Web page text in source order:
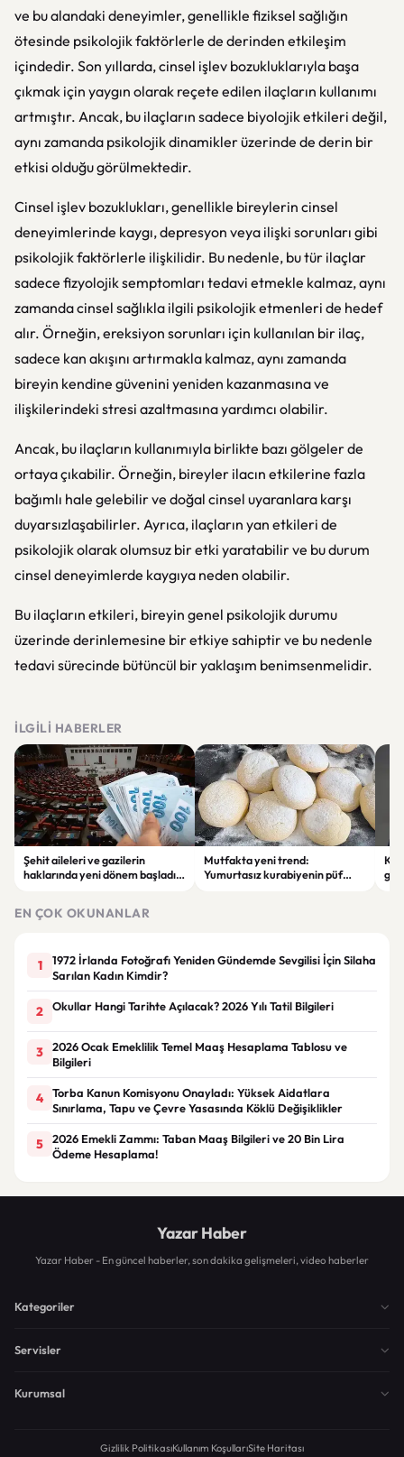
ve bu alandaki deneyimler, genellikle fiziksel sağlığın
ötesinde psikolojik faktörlerle de derinden etkileşim
içindedir. Son yıllarda, cinsel işlev bozukluklarıyla başa
çıkmak için yaygın olarak reçete edilen ilaçların kullanımı
artmıştır. Ancak, bu ilaçların sadece biyolojik etkileri değil,
aynı zamanda psikolojik dinamikler üzerinde de derin bir
etkisi olduğu görülmektedir.
Cinsel işlev bozuklukları, genellikle bireylerin cinsel
deneyimlerinde kaygı, depresyon veya ilişki sorunları gibi
psikolojik faktörlerle ilişkilidir. Bu nedenle, bu tür ilaçlar
sadece fizyolojik semptomları tedavi etmekle kalmaz, aynı
zamanda cinsel sağlıkla ilgili psikolojik etmenleri de hedef
alır. Örneğin, ereksiyon sorunları için kullanılan bir ilaç,
sadece kan akışını artırmakla kalmaz, aynı zamanda
bireyin kendine güvenini yeniden kazanmasına ve
ilişkilerindeki stresi azaltmasına yardımcı olabilir.
Ancak, bu ilaçların kullanımıyla birlikte bazı gölgeler de
ortaya çıkabilir. Örneğin, bireyler ilacın etkilerine fazla
bağımlı hale gelebilir ve doğal cinsel uyaranlara karşı
duyarsızlaşabilirler. Ayrıca, ilaçların yan etkileri de
psikolojik olarak olumsuz bir etki yaratabilir ve bu durum
cinsel deneyimlerde kaygıya neden olabilir.
Bu ilaçların etkileri, bireyin genel psikolojik durumu
üzerinde derinlemesine bir etkiye sahiptir ve bu nedenle
tedavi sürecinde bütüncül bir yaklaşım benimsenmelidir.
İLGILI HABERLER
Şehit aileleri ve gazilerin
haklarında yeni dönem başladı:
Mutfakta yeni trend:
Yumurtasız kurabiyenin püf
EN ÇOK OKUNANLAR
1
1972 İrlanda Fotoğrafı Yeniden Gündemde Sevgilisi İçin Silaha
Sarılan Kadın Kimdir?
2 Okullar Hangi Tarihte Açılacak? 2026 Yılı Tatil Bilgileri
3
2026 Ocak Emeklilik Temel Maaş Hesaplama Tablosu ve
Bilgileri
4
Torba Kanun Komisyonu Onayladı: Yüksek Aidatlara
Sınırlama, Tapu ve Çevre Yasasında Köklü Değişiklikler
5
2026 Emekli Zammı: Taban Maaş Bilgileri ve 20 Bin Lira
Ödeme Hesaplama!
Yazar Haber
Yazar Haber - En güncel haberler, son dakika gelişmeleri, video haberler
Kategoriler
Servisler
Kurumsal
Gizlilik PolitikasıKullanım KoşullarıSite Haritası